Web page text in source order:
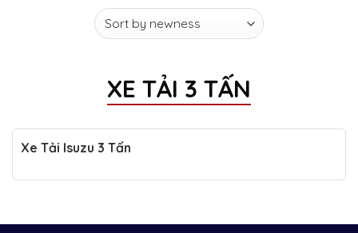
XE TẢI 3 TẤN
Xe Tải Isuzu 3 Tấn